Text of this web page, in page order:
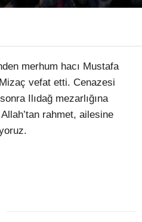
merhum hacı Mustafa
vefat etti. Cenazesi
Ilıdağ mezarlığına
rahmet, ailesine